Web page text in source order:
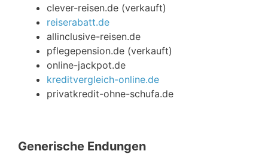
clever-reisen.de (verkauft)
reiserabatt.de
allinclusive-reisen.de
pflegepension.de (verkauft)
online-jackpot.de
kreditvergleich-online.de
privatkredit-ohne-schufa.de
Generische Endungen